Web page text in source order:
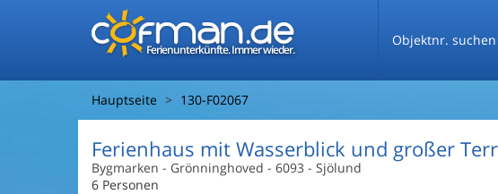
Ferienunterkünfte. Immer wieder.
Objektnr. suchen
Hauptseite 130-F02067
Ferienhaus mit Wasserblick und großer
Bygmarken - Grönninghoved - 6093 - Sjölund
6 Personen